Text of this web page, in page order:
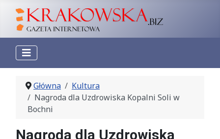
Główna
Kultura
Nagroda dla Uzdrowiska Kopalni Soli w
Bochni
Nagroda dla Uzdrowiska